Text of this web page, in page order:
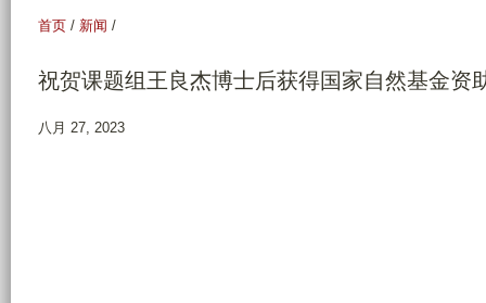
分
首页 / 新闻 /
祝贺课题组王良杰博士后获得国家自然基金资
八月 27, 2023